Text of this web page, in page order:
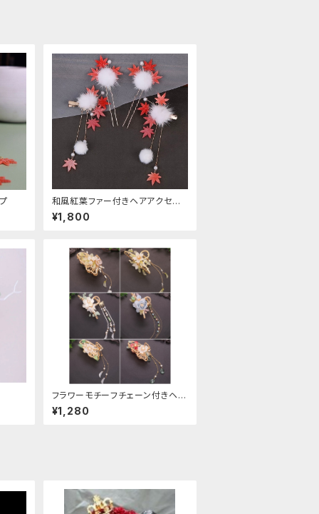
和風紅葉ファー付きヘアアクセサ
リー
¥1,800
フラワーモチーフチェーン付きヘア
クリップ
¥1,280